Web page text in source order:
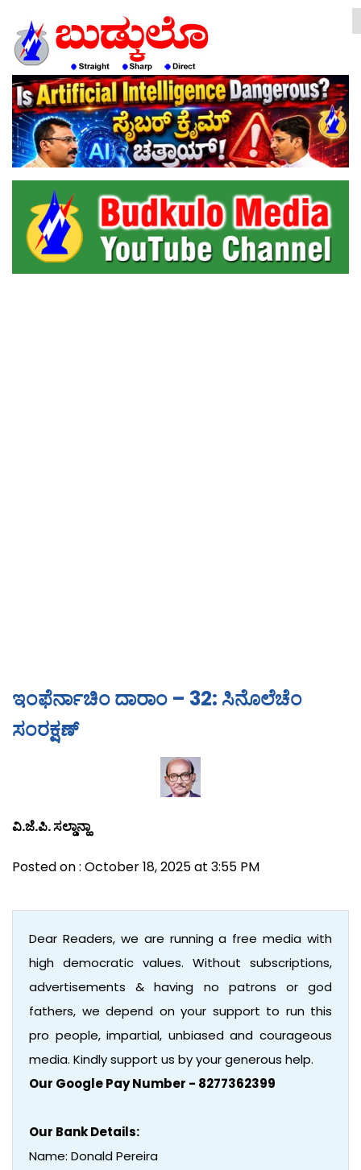
EDITORIAL
ENGLISH
KANNADA
INTERVIEWS
LITERATURE
ENTERTAINMENT
HEALTH
ಇಂಫೆರ್ನಾಚಿಂ ದಾರಾಂ – 32: ಸಿನೊಲೆಚೆಂ
ಸಂರಕ್ಷಣ್
ವಿ.ಜೆ.ಪಿ. ಸಲ್ಡಾನ್ಹಾ
Posted on : October 18, 2025 at 3:55 PM
Dear Readers, we are running a free media with
high democratic values. Without subscriptions,
advertisements & having no patrons or god
fathers, we depend on your support to run this
pro people, impartial, unbiased and courageous
media. Kindly support us by your generous help.
Our Google Pay Number - 8277362399
Our Bank Details:
Name: Donald Pereira